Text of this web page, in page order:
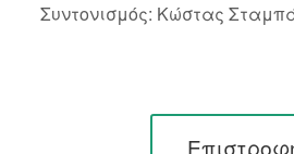
Συντονισμός: Κώστας